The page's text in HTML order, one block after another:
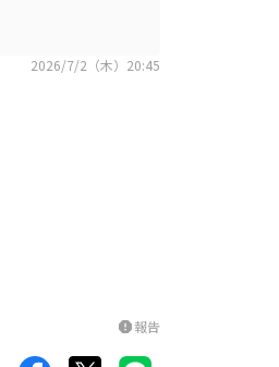
2026/7/2（木）20:45
report報告